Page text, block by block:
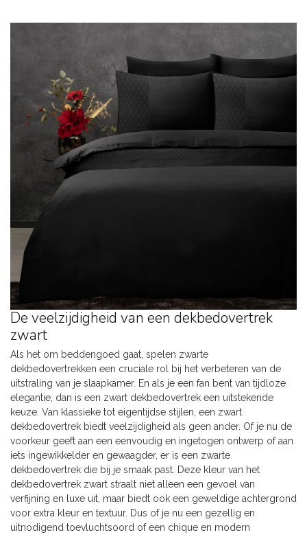
De veelzijdigheid van een dekbedovertrek
zwart
Als het om beddengoed gaat, spelen zwarte
dekbedovertrekken een cruciale rol bij het verbeteren van de
uitstraling van je slaapkamer. En als je een fan bent van tijdloze
elegantie, dan is een zwart dekbedovertrek een uitstekende
keuze. Van klassieke tot eigentijdse stijlen, een zwart
dekbedovertrek biedt veelzijdigheid als geen ander. Of je nu de
voorkeur geeft aan een eenvoudig en ingetogen ontwerp of aan
iets ingewikkelder en gewaagder, er is een zwarte
dekbedovertrek die bij je smaak past. Deze kleur van het
dekbedovertrek zwart straalt niet alleen een gevoel van
verfijning en luxe uit, maar biedt ook een geweldige achtergrond
voor extra kleur en textuur. Dus of je nu een gezellig en
uitnodigend toevluchtsoord of een chique en modern